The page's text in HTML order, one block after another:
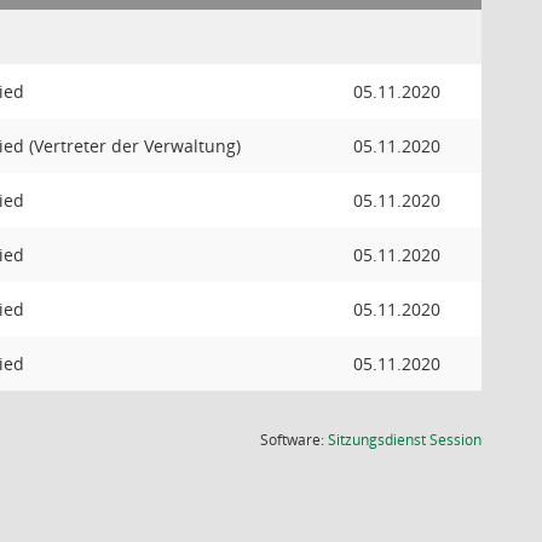
05.11.2020
(Vertreter der Verwaltung) 05.11.2020
05.11.2020
05.11.2020
05.11.2020
05.11.2020
Software:SitzungsdienstSession(Wird in